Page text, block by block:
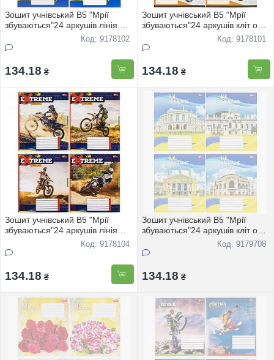
Зошит учнівський В5 "Мрії
збуваються"24 аркушів лінія
офс "Україна" 3817 16штКод: 9178102
134.18 ₴
Зошит учнівський В5 "Мрії
збуваються"24 аркушів кліт офс
"Extreme cross" 3806 16шт
Код: 9178101
134.18 ₴
Зошит учнівський В5 "Мрії
збуваються"24 аркушів лінія
офс "Extreme" 3492 16шт
Код: 9178104
134.18 ₴
Зошит учнівський В5 "Мрії
збуваються"24 аркушів кліт офс
" Україна" 3865 16штКод: 9179708
134.18 ₴